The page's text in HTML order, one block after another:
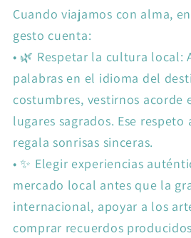
Cuando viajamos con alma,
gesto cuenta:
• 🌿 Respetar la cultura local:
palabras en el idioma del
costumbres, vestirnos acorde
lugares sagrados. Ese
regala sonrisas sinceras.
• ✨ Elegir experiencias
mercado local antes que la
internacional, apoyar a los
comprar recuerdos